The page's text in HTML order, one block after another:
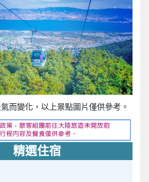
而變化，以上景點圖片僅供參考。
精選住宿